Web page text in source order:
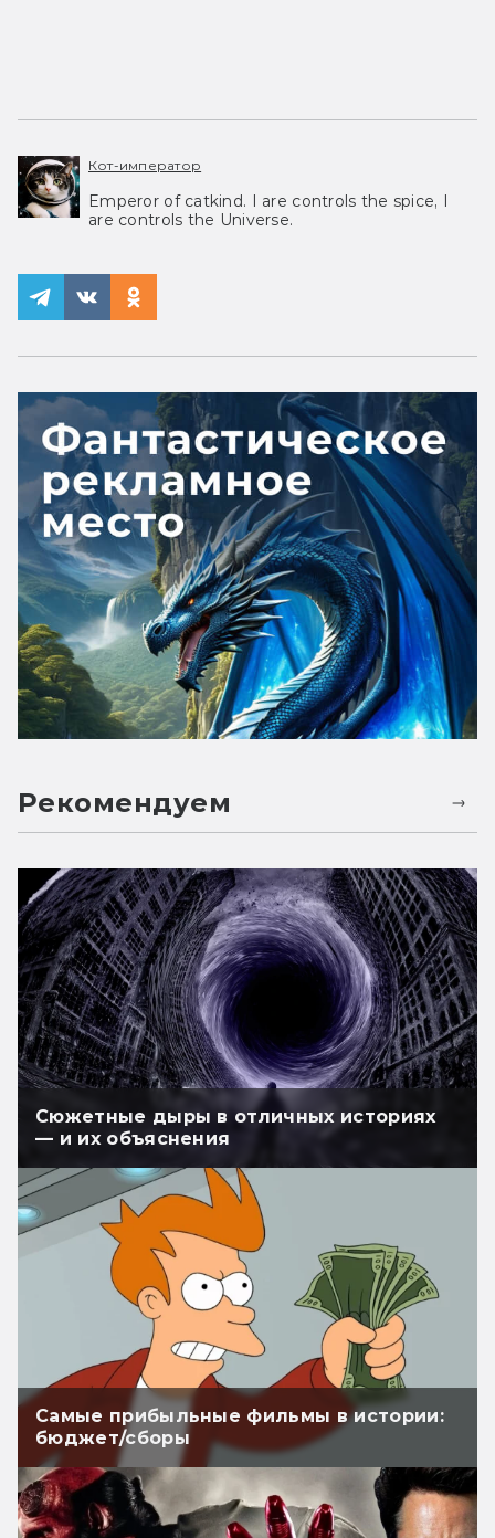
Кот-император
Emperor of catkind. I are controls the spice, I
are controls the Universe.
Рекомендуем
Сюжетные дыры в отличных историях
— и их объяснения
Самые прибыльные фильмы в истории:
бюджет/сборы